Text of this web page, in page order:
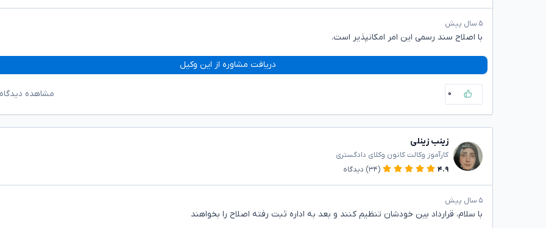
۵ سال پیش
با اصلاح سند رسمی این امر امکانپذیر است.
دریافت مشاوره از این وکیل
۰ مشاهده
زینب زینلی
کارآموز وکالت کانون وکلای دادگستری
۴.۹
(۳۴) دیدگاه
۵ سال پیش
با سلام، قرارداد بین خودشان تنظیم کنند و بعد به اداره ثبت رفته اصلاح را بخواهند